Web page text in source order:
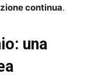
continua.
una